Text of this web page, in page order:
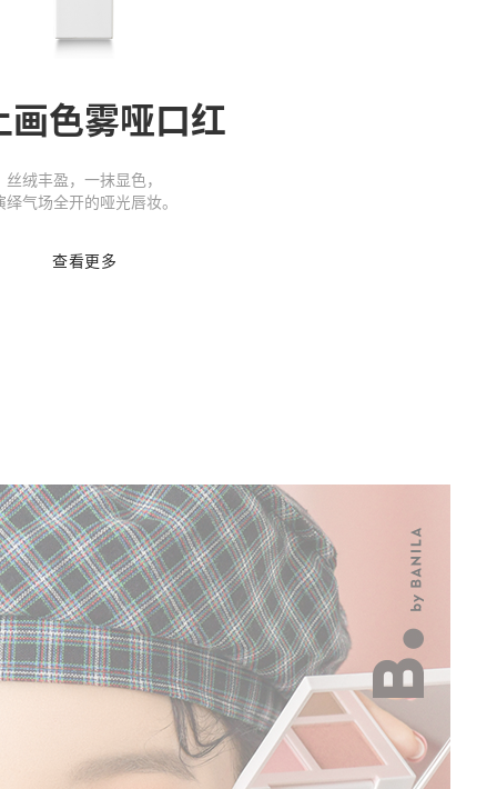
画色雾哑口红
丝绒丰盈，一抹显色，
绎气场全开的哑光唇妆。
查看更多